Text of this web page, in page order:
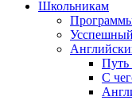
Школьникам
Путь
С